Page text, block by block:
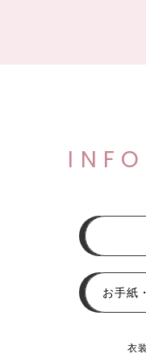
お手紙
衣